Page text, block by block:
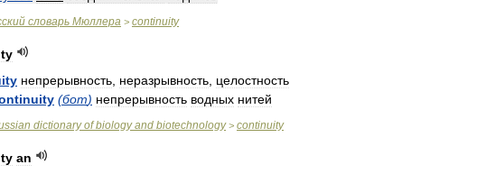
словарь Мюллера > continuity
непрерывность неразрывность целостность
(бот) непрерывность водных нитей
dictionary of biology and biotechnology> continuity
an